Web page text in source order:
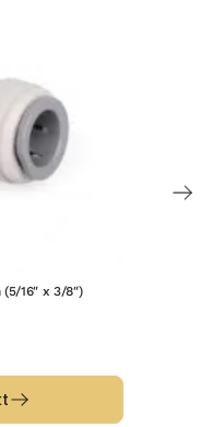
16″ x 3/8″)